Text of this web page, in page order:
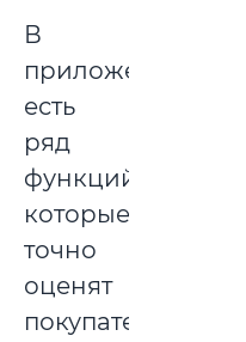
В
приложении
есть
ряд
функций,
которые
точно
оценят
покупатели,